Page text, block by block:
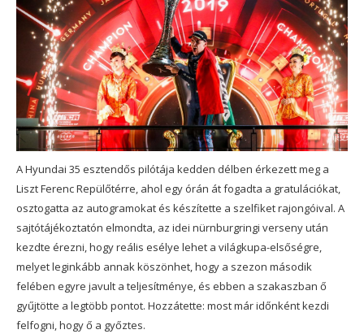
A Hyundai 35 esztendős pilótája kedden délben érkezett meg a
Liszt Ferenc Repülőtérre, ahol egy órán át fogadta a gratulációkat,
osztogatta az autogramokat és készítette a szelfiket rajongóival. A
sajtótájékoztatón elmondta, az idei nürnburgringi verseny után
kezdte érezni, hogy reális esélye lehet a világkupa-elsőségre,
melyet leginkább annak köszönhet, hogy a szezon második
felében egyre javult a teljesítménye, és ebben a szakaszban ő
gyűjtötte a legtöbb pontot. Hozzátette: most már időnként kezdi
felfogni, hogy ő a győztes.